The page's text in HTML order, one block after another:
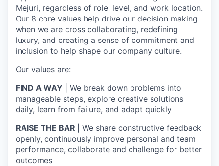
Mejuri, regardless of role, level, and work location.
Our 8 core values help drive our decision making
when we are cross collaborating, redefining
luxury, and creating a sense of commitment and
inclusion to help shape our company culture.
Our values are:
FIND A WAY | We break down problems into
manageable steps, explore creative solutions
daily, learn from failure, and adapt quickly
RAISE THE BAR
| We share constructive feedback
openly, continuously improve personal and team
performance, collaborate and challenge for better
outcomes